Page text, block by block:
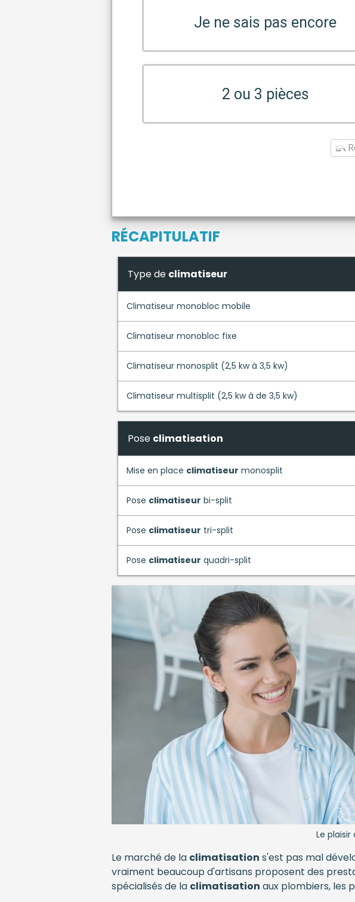
Je ne sais pas encore
2 ou 3 pièces
RÉCAPITULATIF
Type de climatiseur
Climatiseur monobloc mobile
Climatiseur monobloc fixe
Climatiseur monosplit (2,5 kw à 3,5 kw)
Climatiseur multisplit (2,5 kw à de 3,5 kw)
Pose climatisation
Mise en place climatiseur monosplit
Pose climatiseur bi-split
Pose climatiseur tri-split
Pose climatiseur quadri-split
Le plaisir
Le marché de la climatisation s'est pas mal
vraiment beaucoup d'artisans proposent des
spécialisés de la climatisation aux plombiers, les